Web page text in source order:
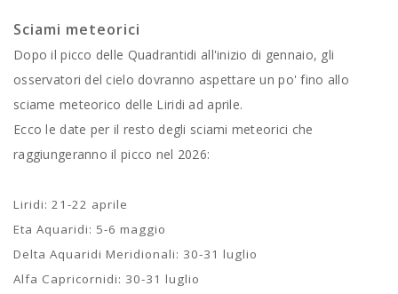
Sciami meteorici
Dopo il picco delle Quadrantidi all'inizio di gennaio, gli
osservatori del cielo dovranno aspettare un po' fino allo
sciame meteorico delle Liridi ad aprile.
Ecco le date per il resto degli sciami meteorici che
raggiungeranno il picco nel 2026:
Liridi: 21-22 aprile
Eta Aquaridi: 5-6 maggio
Delta Aquaridi Meridionali: 30-31 luglio
Alfa Capricornidi: 30-31 luglio